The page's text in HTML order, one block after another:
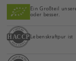
Ein Großteil
oder besser.
Lebenskraftpur